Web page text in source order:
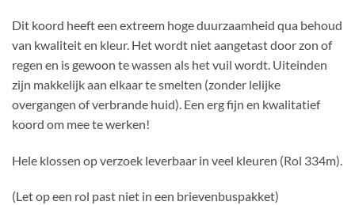
Dit koord heeft een extreem hoge duurzaamheid qua behoud
van kwaliteit en kleur. Het wordt niet aangetast door zon of
regen en is gewoon te wassen als het vuil wordt. Uiteinden
zijn makkelijk aan elkaar te smelten (zonder lelijke
overgangen of verbrande huid). Een erg fijn en kwalitatief
koord om mee te werken!
Hele klossen op verzoek leverbaar in veel kleuren (Rol 334m).
(Let op een rol past niet in een brievenbuspakket)